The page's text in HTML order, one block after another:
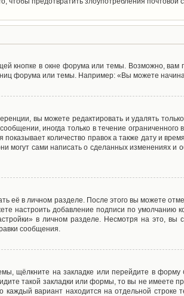
кнопке в окне форума или темы. Возможно, вам
форума или темы. Например: «Вы можете
вы можете редактировать и удалять
иногда только в течение
количество правок а также дату и
могут сами написать о сделанных изменениях и
её в личном разделе. После этого вы можете
настроить добавление подписи по умолчанию
в личном разделе. Несмотря на это, вы
сообщения.
щёлкните на закладке или перейдите в форму
такой закладки или формы, то вы не имеете
вариант находится на отдельной строке